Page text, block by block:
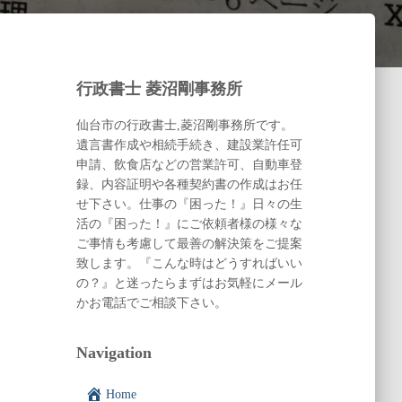
行政書士 菱沼剛事務所
仙台市の行政書士,菱沼剛事務所です。
遺言書作成や相続手続き、建設業許任可
申請、飲食店などの営業許可、自動車登
録、内容証明や各種契約書の作成はお任
せ下さい。仕事の『困った！』日々の生
活の『困った！』にご依頼者様の様々な
ご事情も考慮して最善の解決策をご提案
致します。『こんな時はどうすればいい
の？』と迷ったらまずはお気軽にメール
かお電話でご相談下さい。
Navigation
Home